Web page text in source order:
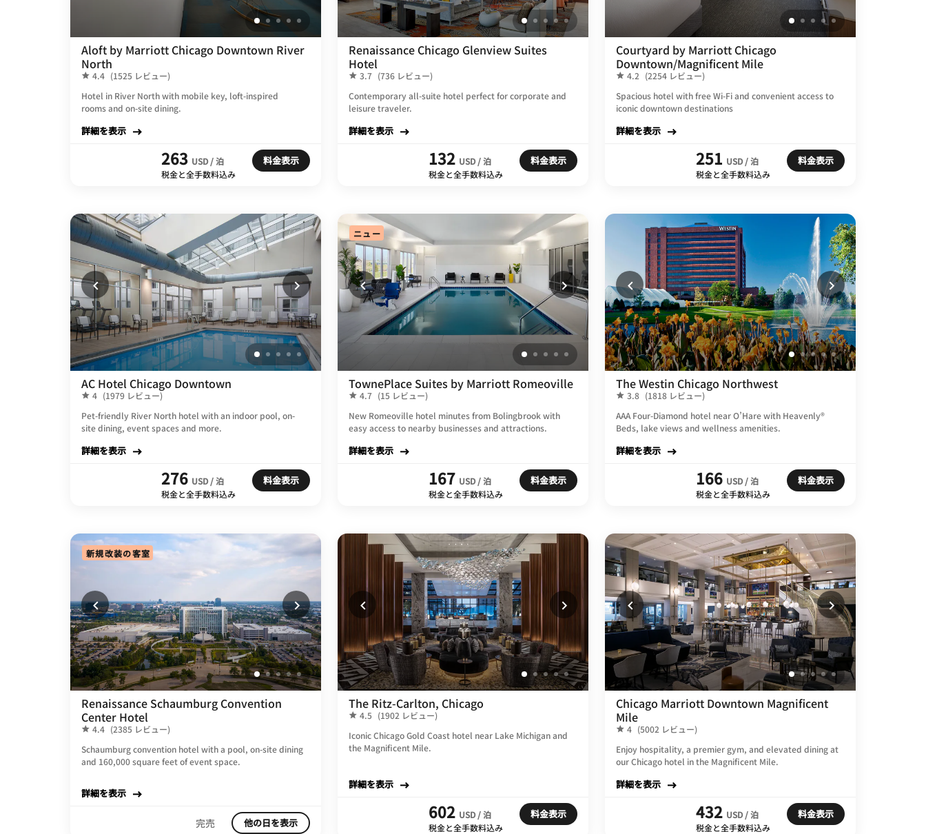
Aloft by Marriott Chicago Downtown River
North
4.4 (1525 レビュー)
Hotel in River North with mobile key, loft-inspired
rooms and on-site dining.
詳細を表示
263 USD / 泊
税金と全手数料込み
料金表示
Renaissance Chicago Glenview Suites
Hotel
3.7 (736 レビュー)
Contemporary all-suite hotel perfect for corporate and
leisure traveler.
詳細を表示
132 USD / 泊
税金と全手数料込み
料金表示
Courtyard by Marriott Chicago
Downtown/Magnificent Mile
4.2 (2254 レビュー)
Spacious hotel with free Wi-Fi and convenient access to
iconic downtown destinations
詳細を表示
251 USD / 泊
税金と全手数料込み
料金表示
AC Hotel Chicago Downtown
4 (1979 レビュー)
Pet-friendly River North hotel with an indoor pool, on-
site dining, event spaces and more.
詳細を表示
276 USD / 泊
税金と全手数料込み
料金表示
ニュー
TownePlace Suites by Marriott Romeoville
4.7 (15 レビュー)
New Romeoville hotel minutes from Bolingbrook with
easy access to nearby businesses and attractions.
詳細を表示
167 USD / 泊
税金と全手数料込み
料金表示
The Westin Chicago Northwest
3.8 (1818 レビュー)
AAA Four-Diamond hotel near O’Hare with Heavenly®
Beds, lake views and wellness amenities.
詳細を表示
166 USD / 泊
税金と全手数料込み
料金表示
新規改装の客室
Renaissance Schaumburg Convention
Center Hotel
4.4 (2385 レビュー)
Schaumburg convention hotel with a pool, on-site dining
and 160,000 square feet of event space.
詳細を表示
完売 他の日を表示
The Ritz-Carlton, Chicago
4.5 (1902 レビュー)
Iconic Chicago Gold Coast hotel near Lake Michigan and
the Magnificent Mile.
詳細を表示
602 USD / 泊
税金と全手数料込み
料金表示
Chicago Marriott Downtown Magnificent
Mile
4 (5002 レビュー)
Enjoy hospitality, a premier gym, and elevated dining at
our Chicago hotel in the Magnificent Mile.
詳細を表示
432 USD / 泊
税金と全手数料込み
料金表示